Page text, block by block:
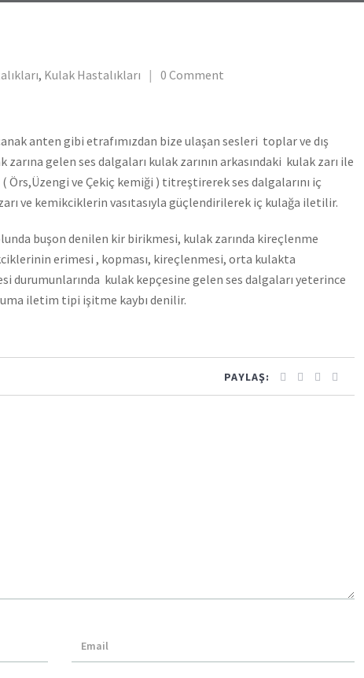
, Kulak Hastalıkları 0 Comment
anten gibi etrafımızdan bize ulaşan sesleri toplar ve dış
gelen ses dalgaları kulak zarının arkasındaki kulak zarı ile
Örs,Üzengi ve Çekiç kemiği ) titreştirerek ses dalgalarını iç
ve kemikciklerin vasıtasıyla güçlendirilerek iç kulağa iletilir.
buşon denilen kir birikmesi, kulak zarında kireçlenme
erimesi , kopması, kireçlenmesi, orta kulakta
durumunlarında kulak kepçesine gelen ses dalgaları yeterince
iletim tipi işitme kaybı denilir.
PAYLAŞ: